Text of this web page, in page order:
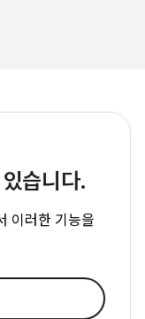
습니다.
이러한 기능을